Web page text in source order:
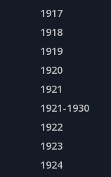
1917
1918
1919
1920
1921
1921-1930
1922
1923
1924